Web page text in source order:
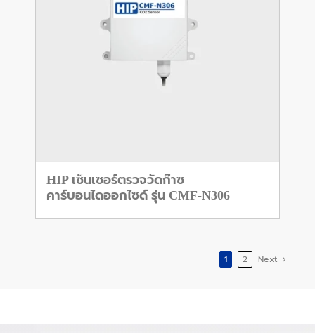
HIP เซ็นเซอร์ตรวจวัดก๊าซ
คาร์บอนไดออกไซด์ รุ่น CMF-N306
1 2 Next